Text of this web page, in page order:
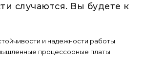
случаются. Вы будете к
и надежности работы
процессорные платы